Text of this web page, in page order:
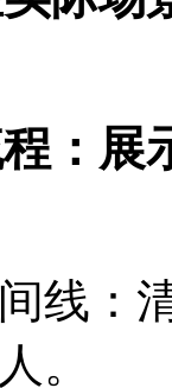
：展
线：
。